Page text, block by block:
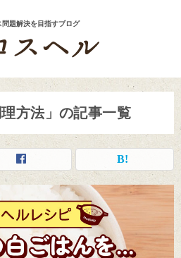
理方法」の記事一覧